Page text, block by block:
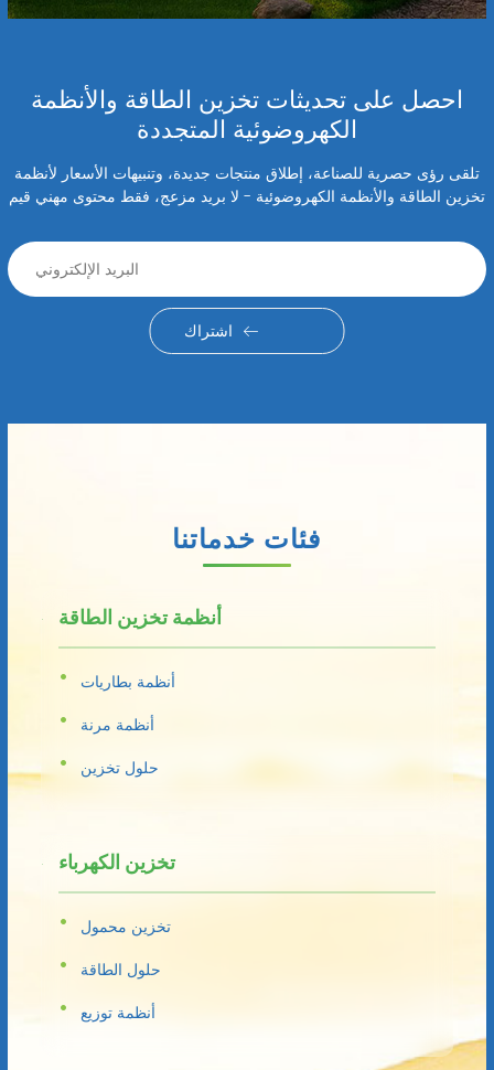
احصل على تحديثات تخزين الطاقة والأنظمة
الكهروضوئية المتجددة
تلقى رؤى حصرية للصناعة، إطلاق منتجات جديدة، وتنبيهات الأسعار لأنظمة
تخزين الطاقة والأنظمة الكهروضوئية - لا بريد مزعج، فقط محتوى مهني قيم
اشتراك
فئات خدماتنا
أنظمة تخزين الطاقة
أنظمة بطاريات
أنظمة مرنة
حلول تخزين
تخزين الكهرباء
تخزين محمول
حلول الطاقة
أنظمة توزيع